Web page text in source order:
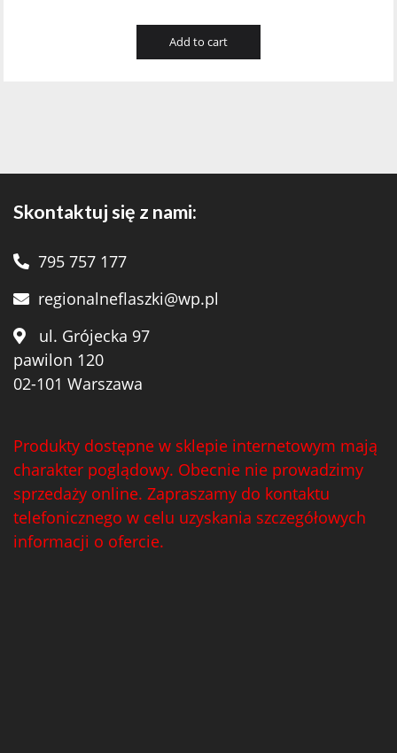
Add to cart
Skontaktuj się z nami:
795 757 177
regionalneflaszki@wp.pl
ul. Grójecka 97
pawilon 120
02-101 Warszawa
Produkty dostępne w sklepie internetowym mają
charakter poglądowy. Obecnie nie prowadzimy
sprzedaży online. Zapraszamy do kontaktu
telefonicznego w celu uzyskania szczegółowych
informacji o ofercie.